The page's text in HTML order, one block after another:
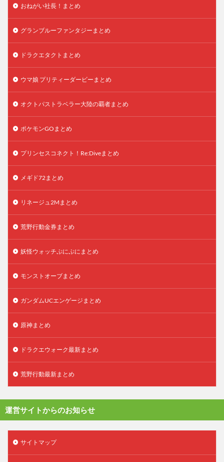
おねがい社長！まとめ
グランブルーファンタジーまとめ
ドラクエタクトまとめ
ウマ娘 プリティーダービーまとめ
オクトパストラベラー大陸の覇者まとめ
ポケモンGOまとめ
プリンセスコネクト！Re:Diveまとめ
メギド72まとめ
リネージュ2Mまとめ
荒野行動金券まとめ
妖怪ウォッチぷにぷにまとめ
モンストオーブまとめ
ガンダムUCエンゲージまとめ
原神まとめ
ドラクエウォーク最新まとめ
荒野行動最新まとめ
運営サイトからのお知らせ
サイトマップ